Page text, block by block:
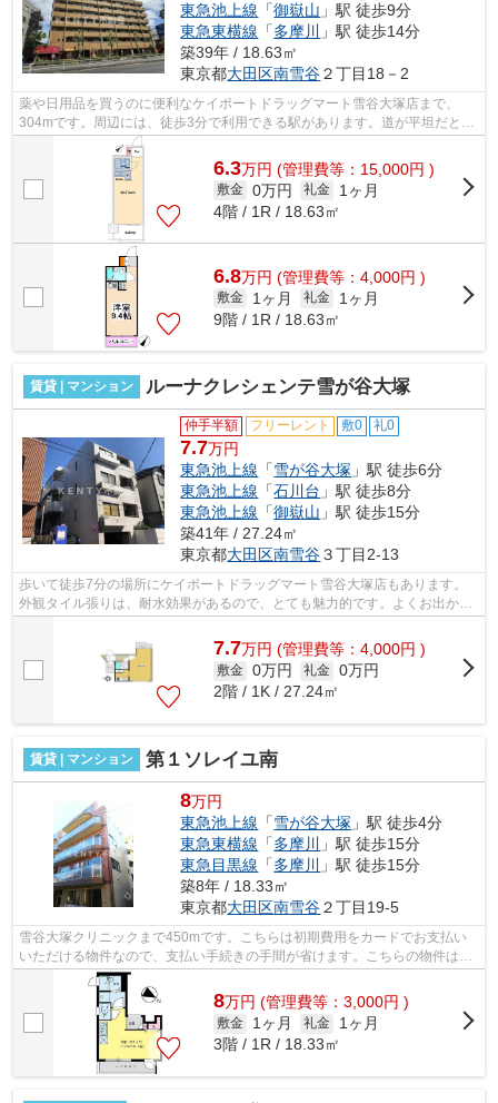
東急池上線 「御嶽山 」駅 徒歩9分
東急東横線 「多摩川
」駅 徒歩14分
築39年 / 18.63㎡
東京都大田区南雪谷２丁目18－2
薬や日用品を買うのに便利なケイポートドラッグマート雪谷大塚店まで、
304mです。周辺には、徒歩3分で利用できる駅があります。道が平坦だと買
い物も快適にできますね。陽当りの良さが...
6.3万円 (管理費等：15,000円 )
敷金 0万円 礼金
1ヶ月
4階 / 1R / 18.63㎡
6.8万円 (管理費等：4,000円 )
敷金 1ヶ月 礼金
1ヶ月
9階 / 1R / 18.63㎡
賃貸 | マンション ルーナクレシェンテ雪が谷大塚
仲手半額 フリーレント 敷0 礼0
7.7万円
東急池上線 「雪が谷大塚 」駅 徒歩6分
東急池上線 「石川台 」駅 徒歩8分
東急池上線 「御嶽山 」駅 徒歩15分
築41年 / 27.24㎡
東京都大田区南雪谷３丁目2-13
歩いて徒歩7分の場所にケイポートドラッグマート雪谷大塚店もあります。
外観タイル張りは、耐水効果があるので、とても魅力的です。よくお出かけ
をする方にも便利な、2駅利用可能なマ...
7.7万円 (管理費等：4,000円 )
敷金 0万円 礼金 0万円
2階 / 1K / 27.24㎡
賃貸 | マンション 第１ソレイユ南
8万円
東急池上線 「雪が谷大塚 」駅 徒歩4分
東急東横線 「多摩川
」駅 徒歩15分
東急目黒線 「多摩川
」駅 徒歩15分
築8年 / 18.33㎡
東京都大田区南雪谷２丁目19-5
雪谷大塚クリニックまで450mです。こちらは初期費用をカードでお支払い
いただける物件なので、支払い手続きの手間が省けます。こちらの物件はマ
ンションです。駅から徒歩4分というアク...
8万円 (管理費等：3,000円 )
敷金 1ヶ月 礼金
1ヶ月
3階 / 1R / 18.33㎡